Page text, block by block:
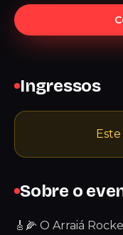
Sobre o
🎸🌽 O Arraiá
Ingressos